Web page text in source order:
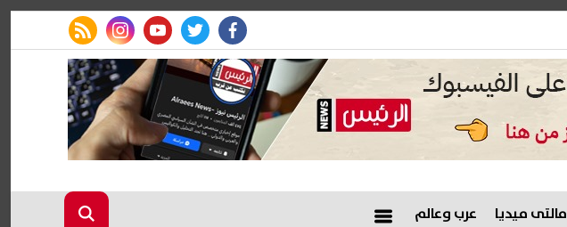
facebook
twitter
youtube
instagram
rss feed
مالتى ميديا عرب وعالم